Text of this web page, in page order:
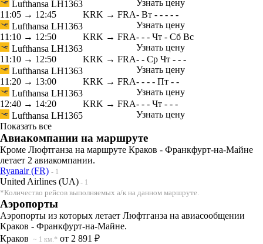
Lufthansa LH1363
Узнать цену
11:05 → 12:45
Lufthansa LH1363
KRK → FRA- Вт - - - - -
Узнать цену
11:10 → 12:50
Lufthansa LH1363
KRK → FRA- - - Чт - Сб Вс
Узнать цену
11:10 → 12:50
Lufthansa LH1363
KRK → FRA- - Ср Чт - - -
Узнать цену
11:20 → 13:00
Lufthansa LH1363
KRK → FRA- - - - Пт - -
Узнать цену
12:40 → 14:20
Lufthansa LH1365
KRK → FRA- - - Чт - - -
Узнать цену
Показать все
Авиакомпании на маршруте
Кроме Люфтганза на маршруте Краков - Франкфурт-на-Майне
летает 2 авиакомпании.
Ryanair (FR) - 1
United Airlines (UA) - 1
*Количество рейсов выполняемых а/к на данном маршруте.
Аэропорты
Аэропорты из которых летает Люфтганза на авиасообщении
Краков - Франкфурт-на-Майне.
Краков ~ 1 км.* от 2 891 ₽